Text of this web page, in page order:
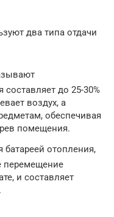
два типа отдачи
до 25-30%
воздух, а
обеспечивая
помещения.
отопления,
перемещение
и составляет